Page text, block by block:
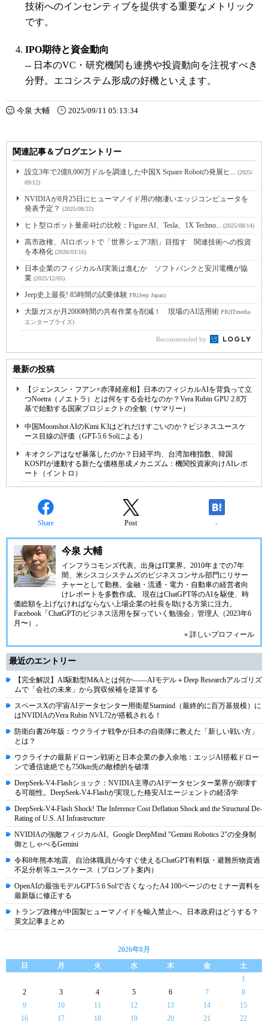
技術へのインセンティブを提供する重要なメトリック
です。
IPO期待と資金動向
-- 日本のVC・研究機関も連携や投資動向を注視すべき
分野。エコシステム形成の好機といえます。
今泉 大輔 2025/09/11 05:13:34
関連記事＆ブログエントリー
設立3年で2億8,000万ドルを調達した中国X Square Robotの発展ヒ...
(2025/
09/12)
NVIDIAが8月25日にヒューマノイド用の物凄いエッジコンピュータを
発表予定？ (2025/08/22)
ヒト型ロボット量産4社の比較：Figure AI、Tesla、1X Techno... (2025/08/14)
高市政権、AIロボットで「世界シェア3割」目指す 関連技術への投資
を本格化 (2026/03/16)
日本企業のフィジカルAI実装は進むか ソフトバンクと安川電機が協
業 (2025/12/05)
Jeep史上最長! 85時間の試乗体験 PR(Jeep Japan)
大阪ガスが月2000時間の共有作業を削減！ 現場のAI活用術 PR(ITmedia
エンタープライズ)
Recommended by
最新の投稿
【ジェンスン・フアン×赤澤経産相】日本のフィジカルAIを背負って立
つNoetra（ノエトラ）とは何をする会社なのか？Vera Rubin GPU 2.8万
基で始動する国家プロジェクトの全貌（サマリー）
中国Moonshot AIのKimi K3はどれだけすごいのか？ビジネスユースケ
ース目線の評価（GPT-5.6 Solによる）
キオクシアはなぜ暴落したのか？日経平均、台湾加権指数、韓国
KOSPIが連動する新たな価格形成メカニズム：機関投資家向けAIレポ
ート（イントロ）
Share Post -
今泉 大輔
インフラコモンズ代表。出身はIT業界。2010年までの7年
間、米シスコシステムズのビジネスコンサル部門にリサー
チャーとして勤務。金融・流通・電力・自動車の経営者向
けレポートを多数作成。 現在はChatGPT等のAIを駆使、時
価総額を上げなければならない上場企業の社長を助ける方策に注力。
Facebook「ChatGPTのビジネス活用を探っていく勉強会」管理人（2023年6
月〜）。
» 詳しいプロフィール
最近のエントリー
【完全解説】AI駆動型M&Aとは何か――AIモデル＋Deep Researchアルゴリズ
ムで「会社の未来」から買収候補を逆算する
スペースXの宇宙AIデータセンター用衛星Starmind（最終的に百万基規模）に
はNVIDIAのVera Rubin NVL72が搭載される！
防衛白書26年版：ウクライナ戦争が日本の自衛隊に教えた「新しい戦い方」
とは？
ウクライナの最新ドローン戦術と日本企業の参入余地：エッジAI搭載ドロー
ンで通信途絶でも750km先の敵標的を破壊
DeepSeek-V4-Flashショック：NVIDIA主導のAIデータセンター業界が崩壊す
る可能性。DeepSeek-V4-Flashが実現した格安AIエージェントの経済学
DeepSeek-V4-Flash Shock! The Inference Cost Deflation Shock and the Structural De-
Rating of U.S. AI Infrastructure
NVIDIAの強敵フィジカルAI。Google DeepMind "Gemini Robotics 2"の全身制
御としゃべるGemini
令和8年熊本地震、自治体職員が今すぐ使えるChatGPT有料版・避難所物資過
不足分析等ユースケース（プロンプト案内）
OpenAIの最強モデルGPT-5.6 Solで古くなったA4 100ページのセミナー資料を
最新版に修正する
トランプ政権が中国製ヒューマノイドを輸入禁止へ。日本政府はどうする？
英文記事まとめ
2026年8月
日
月 火 水 木 金
土
1
2
3 4 5 6 7
8
9
10 11 12 13 14
15
16
17 18 19 20 21
22